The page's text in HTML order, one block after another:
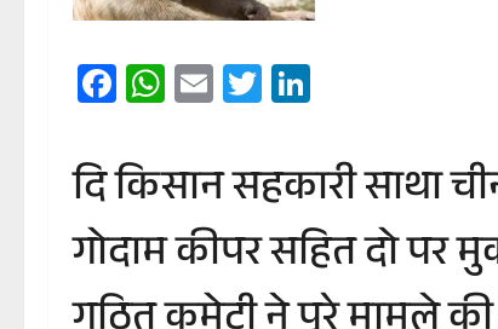
Facebook
WhatsApp
EmailTwitter
दि किसान सहकारी साथा
गोदाम कीपर सहित दो पर